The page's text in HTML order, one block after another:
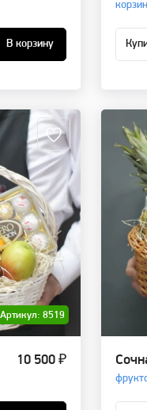
В корзину
Артикул: 8519
10 500 ₽